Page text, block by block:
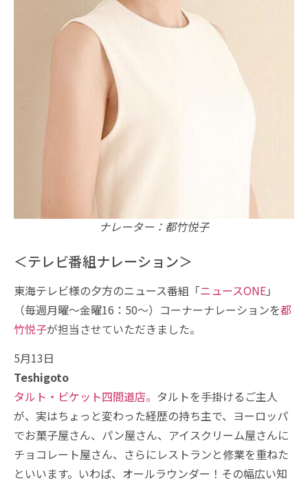
ナレーター：都竹悦子
＜テレビ番組ナレーション＞
東海テレビ様の夕方のニュース番組「ニュースONE」
（毎週月曜〜金曜16：50～）コーナーナレーションを都
竹悦子が担当させていただきました。
5月13日
Teshigoto
タルト・ビケット四間道店。 タルトを手掛けるご主人
が、実はちょっと変わった経歴の持ち主で、ヨーロッパ
でお菓子屋さん、パン屋さん、アイスクリーム屋さんに
チョコレート屋さん、さらにレストランと修業を重ねた
といいます。いわば、オールラウンダー！その幅広い知